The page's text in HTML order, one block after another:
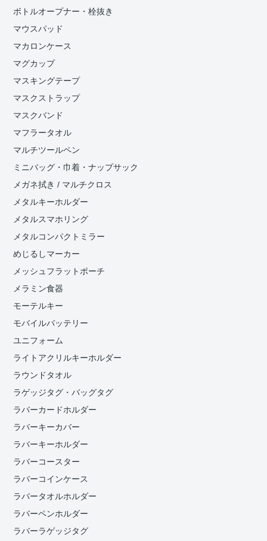
ボトルオープナー・栓抜き
マウスパッド
マカロンケース
マグカップ
マスキングテープ
マスクストラップ
マスクバンド
マフラータオル
マルチツールペン
ミニバッグ・巾着・ナップサック
メガネ拭き / マルチクロス
メタルキーホルダー
メタルスマホリング
メタルコンパクトミラー
めじるしマーカー
メッシュフラットポーチ
メラミン食器
モーテルキー
モバイルバッテリー
ユニフォーム
ライトアクリルキーホルダー
ラウンドタオル
ラゲッジタグ・バッグタグ
ラバーカードホルダー
ラバーキーカバー
ラバーキーホルダー
ラバーコースター
ラバーコインケース
ラバータオルホルダー
ラバーペンホルダー
ラバーラゲッジタグ